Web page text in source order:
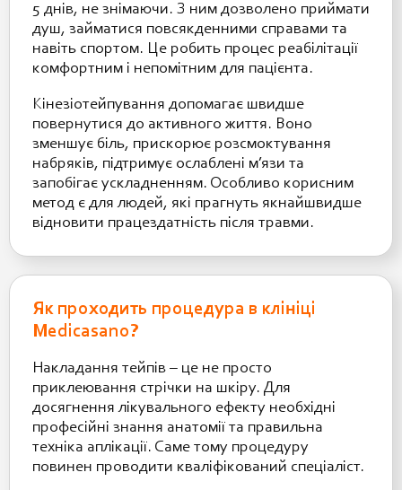
5 днів, не знімаючи. З ним дозволено приймати
душ, займатися повсякденними справами та
навіть спортом. Це робить процес реабілітації
комфортним і непомітним для пацієнта.
Кінезіотейпування допомагає швидше
повернутися до активного життя. Воно
зменшує біль, прискорює розсмоктування
набряків, підтримує ослаблені м’язи та
запобігає ускладненням. Особливо корисним
метод є для людей, які прагнуть якнайшвидше
відновити працездатність після травми.
Як проходить процедура в клініці
Medicasano?
Накладання тейпів – це не просто
приклеювання стрічки на шкіру. Для
досягнення лікувального ефекту необхідні
професійні знання анатомії та правильна
техніка аплікації. Саме тому процедуру
повинен проводити кваліфікований спеціаліст.